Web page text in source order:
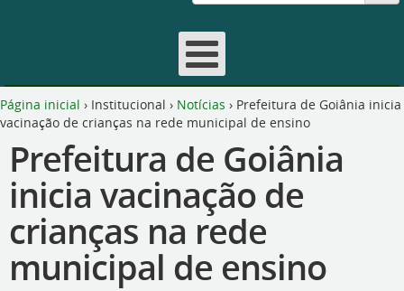
Página inicial › Institucional › Notícias › Prefeitura de Goiânia inicia
vacinação de crianças na rede municipal de ensino
Prefeitura de Goiânia
inicia vacinação de
crianças na rede
municipal de ensino